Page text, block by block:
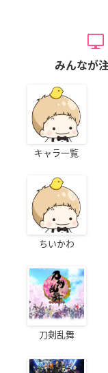
みんなが
キャラ一覧
ちいかわ
刀剣乱舞